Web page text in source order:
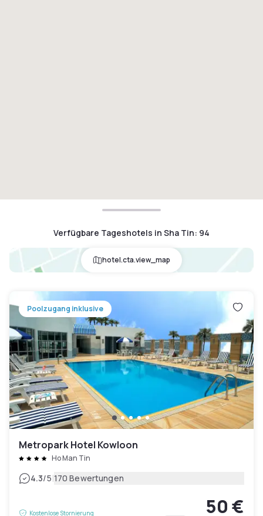
Verfügbare Tageshotels in Sha Tin: 94
hotel.cta.view_map
Poolzugang inklusive
Metropark Hotel Kowloon
Ho Man Tin
4.3/5|170 Bewertungen
Kostenlose Stornierung
50 €